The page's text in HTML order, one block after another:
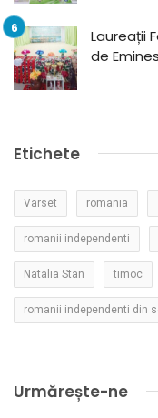
Laureații
de
Etichete
Varset romania
romanii independenti
Natalia Stan timoc
romanii independenti din
Urmărește-ne